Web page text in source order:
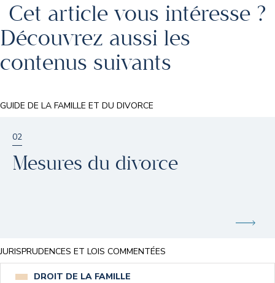
Cet article vous intéresse ?
Découvrez aussi les
contenus suivants
GUIDE DE LA FAMILLE ET DU DIVORCE
02
Mesures du divorce
JURISPRUDENCES ET LOIS COMMENTÉES
DROIT DE LA FAMILLE